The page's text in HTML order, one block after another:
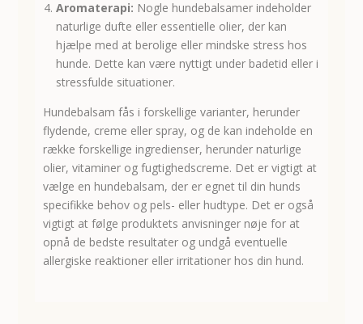
Aromaterapi: Nogle hundebalsamer indeholder
naturlige dufte eller essentielle olier, der kan
hjælpe med at berolige eller mindske stress hos
hunde. Dette kan være nyttigt under badetid eller i
stressfulde situationer.
Hundebalsam fås i forskellige varianter, herunder
flydende, creme eller spray, og de kan indeholde en
række forskellige ingredienser, herunder naturlige
olier, vitaminer og fugtighedscreme. Det er vigtigt at
vælge en hundebalsam, der er egnet til din hunds
specifikke behov og pels- eller hudtype. Det er også
vigtigt at følge produktets anvisninger nøje for at
opnå de bedste resultater og undgå eventuelle
allergiske reaktioner eller irritationer hos din hund.